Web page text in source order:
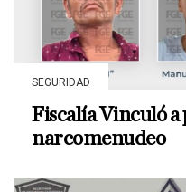
SEGURIDAD
Fiscalía Vinculó a
narcomenudeo